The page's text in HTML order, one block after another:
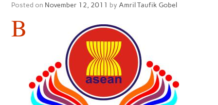
Posted on November 12, 2011 by Amril Taufik Gobel
B